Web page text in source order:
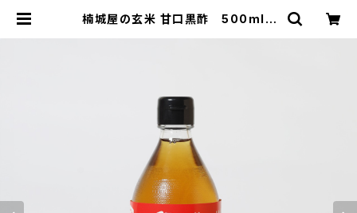
楠城屋の玄米 甘口黒酢 500ml |